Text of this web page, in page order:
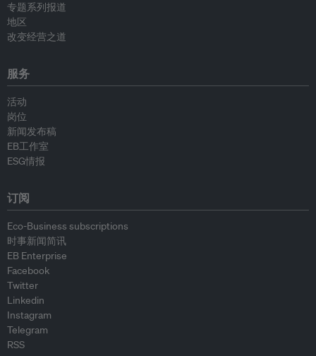
专题系列报道
地区
改变经营之道
服务
活动
岗位
新闻发布稿
EB工作室
ESG情报
订阅
Eco-Business subscriptions
时事新闻简讯
EB Enterprise
Facebook
Twitter
Linkedin
Instagram
Telegram
RSS